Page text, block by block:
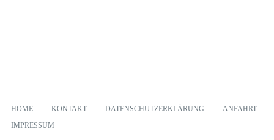
HOME KONTAKT DATENSCHUTZERKLÄRUNG
ANFAHRT
IMPRESSUM